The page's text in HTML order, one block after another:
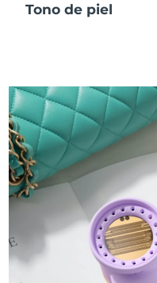
Tono de piel